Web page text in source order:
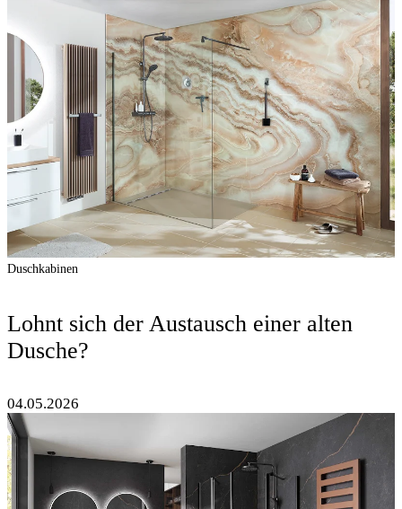
Duschkabinen
Lohnt sich der Austausch einer alten
Dusche?
04.05.2026